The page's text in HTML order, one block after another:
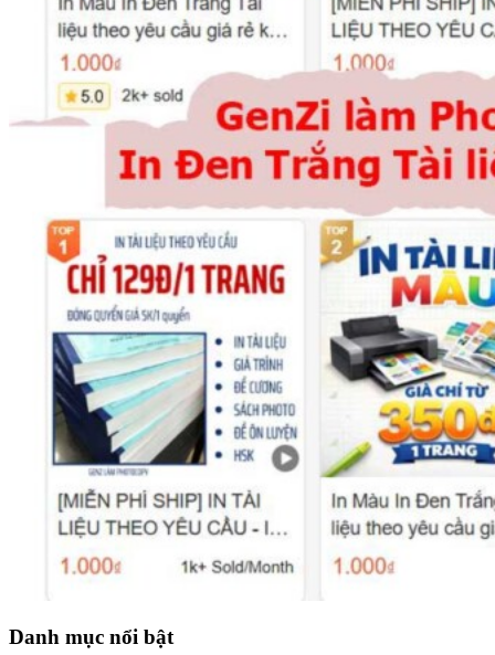
Danh mục nổi bật